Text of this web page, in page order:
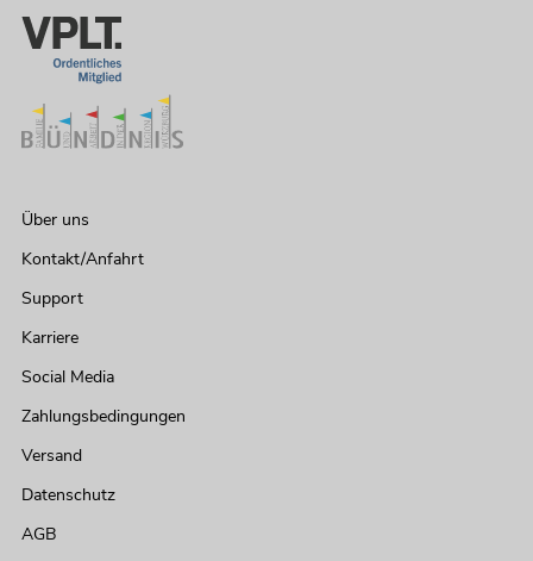
Über uns
Kontakt/Anfahrt
Support
Karriere
Social Media
Zahlungsbedingungen
Versand
Datenschutz
AGB